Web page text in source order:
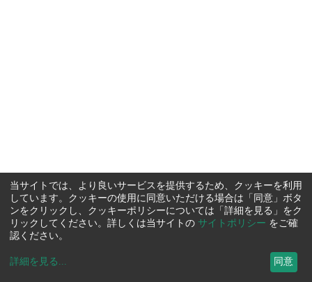
当サイトでは、より良いサービスを提供するため、クッキーを利用
しています。クッキーの使用に同意いただける場合は「同意」ボタ
ンをクリックし、クッキーポリシーについては「詳細を見る」をク
リックしてください。詳しくは当サイトの サイトポリシー をご確
認ください。
詳細を見る ... 同意